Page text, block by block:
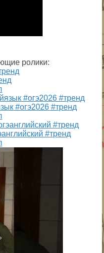
ролики:
#огэ2026 #тренд
#тренд